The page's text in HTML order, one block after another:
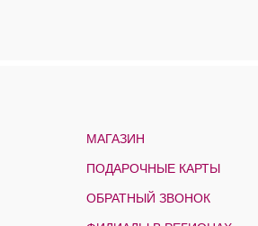
МАГАЗИН
ПОДАРОЧНЫЕ КАРТЫ
ОБРАТНЫЙ ЗВОНОК